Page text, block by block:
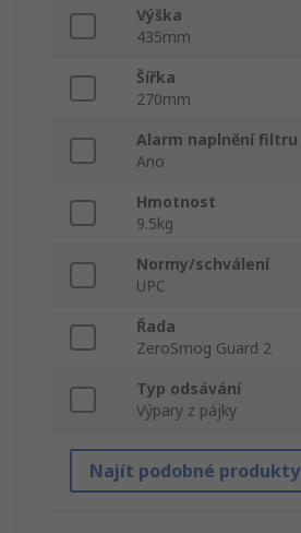
Výška
435mm
Šířka
270mm
Alarm naplnění filtru
Ano
Hmotnost
9.5kg
Normy/schválení
UPC
Řada
ZeroSmog Guard 2
Typ odsávání
Výpary z pájky
Najít podobné produkty